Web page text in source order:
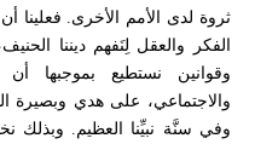
ثروة لدى الأمم الأخرى. فعلينا
الفكر والعقل لِنَفهم ديننا
وقوانين نستطيع بموجبها أن
والاجتماعي، على هدي وبصيرة
وفي سنَّة نبيِّنا العظيم. وبذلك